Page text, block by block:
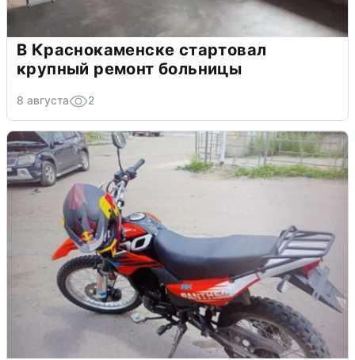
В Краснокаменске стартовал
крупный ремонт больницы
8 августа 2